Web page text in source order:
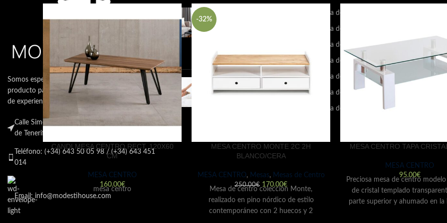
CANDI MESA CENTRO RECT. 120X60
CM
MESA CENTRO
160.00€
mesa centro
-32%
MESA CENTRO MONTE 2C 2H
BLANCO/CERA
MESA CENTRO, Mesas, Mesas de Centro
250.00€ 170.00€
Mesa de centro colección Monte,
realizado en pino nórdico de estilo
contemporáneo con 2 huecos y 2
MESA CENTRO TAPA
MESA CENTRO
95.00€
Preciosa mesa de centro
de cristal templado
parte superior y ahumado en la
Somos especialistas en la venta de muebles y
producto para el descanso con más de 10 años
de experiencias en el sector.
Calle Simón Bolívar Nº40 , 38007 , Santa Cruz
de Tenerife
Teléfono: (+34) 643 50 05 98 / (+34) 643 451
014
Email: info@modestihouse.com
LA CALIDAD DE LOS CHAISE
LOUNGE: TODO LO QUE
NECESITAS SABER
comentarios
CÓMO ELEGIR EL
COLCHÓN PERFECTO PARA
Tienda de Muebles en El Hierro
Tienda de Muebles en La Palma
Tienda de Muebles en Fuerteventura
Tienda de Muebles en La Gomera
Tienda de Muebles en Lanzarote
Tienda de Muebles en Gran Canaria
Tienda de Muebles en Tenerife